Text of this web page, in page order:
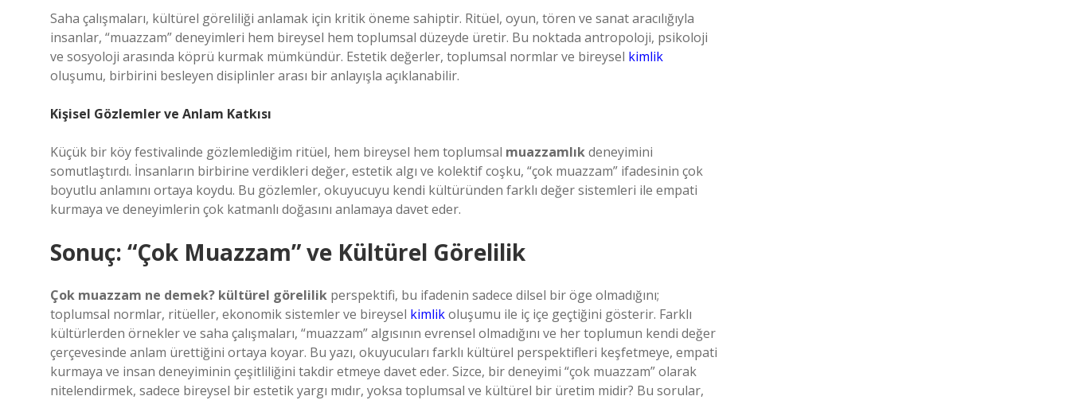
Saha çalışmaları, kültürel göreliliği anlamak için kritik öneme sahiptir. Ritüel, oyun, tören ve sanat aracılığıyla
insanlar, “muazzam” deneyimleri hem bireysel hem toplumsal düzeyde üretir. Bu noktada antropoloji, psikoloji
ve sosyoloji arasında köprü kurmak mümkündür. Estetik değerler, toplumsal normlar ve bireysel kimlik
oluşumu, birbirini besleyen disiplinler arası bir anlayışla açıklanabilir.
Kişisel Gözlemler ve Anlam Katkısı
Küçük bir köy festivalinde gözlemlediğim ritüel, hem bireysel hem toplumsal muazzamlıkdeneyimini
somutlaştırdı. İnsanların birbirine verdikleri değer, estetik algı ve kolektif coşku, “çok muazzam” ifadesinin çok
boyutlu anlamını ortaya koydu. Bu gözlemler, okuyucuyu kendi kültüründen farklı değer sistemleri ile empati
kurmaya ve deneyimlerin çok katmanlı doğasını anlamaya davet eder.
Sonuç: “Çok Muazzam” ve Kültürel Görelilik
Çok muazzam ne demek? kültürel görelilik perspektifi, bu ifadenin sadece dilsel bir öge olmadığını;
toplumsal normlar, ritüeller, ekonomik sistemler ve bireysel kimlikoluşumu ile iç içe geçtiğini gösterir. Farklı
kültürlerden örnekler ve saha çalışmaları, “muazzam” algısının evrensel olmadığını ve her toplumun kendi değer
çerçevesinde anlam ürettiğini ortaya koyar. Bu yazı, okuyucuları farklı kültürel perspektifleri keşfetmeye, empati
kurmaya ve insan deneyiminin çeşitliliğini takdir etmeye davet eder. Sizce, bir deneyimi “çok muazzam” olarak
nitelendirmek, sadece bireysel bir estetik yargı mıdır, yoksa toplumsal ve kültürel bir üretim midir? Bu sorular,